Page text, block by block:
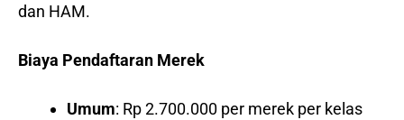
dan HAM.
Biaya Pendaftaran Merek
Umum: Rp 2.700.000 per merek per kelas